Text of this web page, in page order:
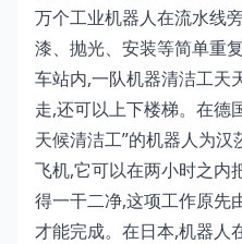
万个工业机器人在流水线
漆、抛光、安装等简单重
车站内,一队机器清洁工天
走,还可以上下楼梯。在德
天候清洁工”的机器人为
飞机,它可以在两小时之内
得一干二净,这项工作原先
才能完成。在日本,机器人